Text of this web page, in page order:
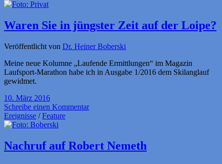
Waren Sie in jüngster Zeit auf der Loipe?
Veröffentlicht von Dr. Heiner Boberski
Meine neue Kolumne „Laufende Ermittlungen“ im Magazin
Laufsport-Marathon habe ich in Ausgabe 1/2016 dem Skilanglauf
gewidmet.
10. März 2016
Schreibe einen Kommentar
Ereignisse /Feature
Nachruf auf Robert Nemeth